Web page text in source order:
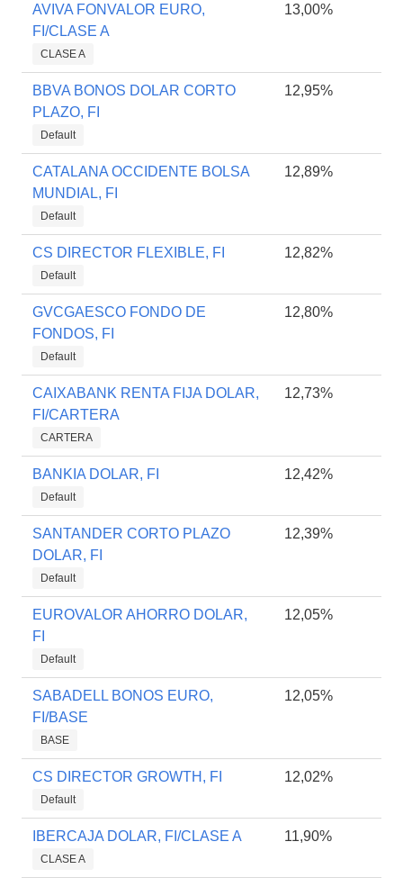
AVIVA FONVALOR EURO,
FI/CLASE A
CLASE A
13,00%
BBVA BONOS DOLAR CORTO
PLAZO, FI
Default
12,95%
CATALANA OCCIDENTE BOLSA
MUNDIAL, FI
Default
12,89%
CS DIRECTOR FLEXIBLE, FI
Default
12,82%
GVCGAESCO FONDO DE
FONDOS, FI
Default
12,80%
CAIXABANK RENTA FIJA DOLAR,
FI/CARTERA
CARTERA
12,73%
BANKIA DOLAR, FI
Default
12,42%
SANTANDER CORTO PLAZO
DOLAR, FI
Default
12,39%
EUROVALOR AHORRO DOLAR,
FI
Default
12,05%
SABADELL BONOS EURO,
FI/BASE
BASE
12,05%
CS DIRECTOR GROWTH, FI
Default
12,02%
IBERCAJA DOLAR, FI/CLASE A
CLASE A
11,90%